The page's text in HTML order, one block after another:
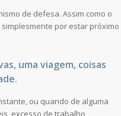
de defesa. Assim como o
por estar próximo
uma viagem, coisas
ou quando de alguma
excesso de trabalho,